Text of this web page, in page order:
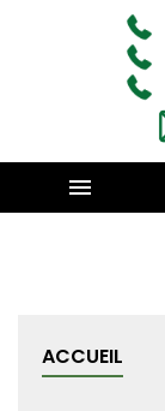

ACCUEIL